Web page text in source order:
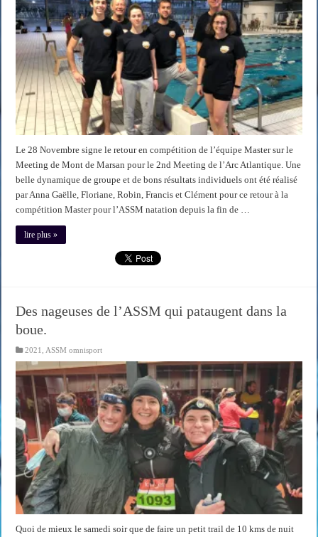
Le 28 Novembre signe le retour en compétition de l’équipe Master sur le
Meeting de Mont de Marsan pour le 2nd Meeting de l’Arc Atlantique. Une
belle dynamique de groupe et de bons résultats individuels ont été réalisé
par Anna Gaëlle, Floriane, Robin, Francis et Clément pour ce retour à la
compétition Master pour l’ASSM natation depuis la fin de …
lire plus »
Des nageuses de l’ASSM qui pataugent dans la
boue.
2021 ASSM omnisport
Quoi de mieux le samedi soir que de faire un petit trail de 10 kms de nuit